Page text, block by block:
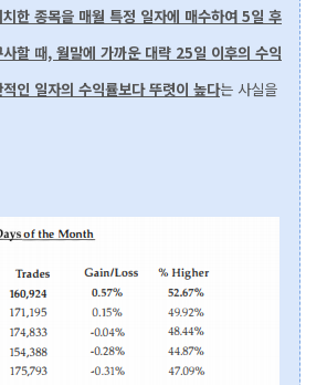
한 종목을 매월 특정 일자에 매수하여 5일 후
할 때, 월말에 가까운 대략 25일 이후의 수익
인 일자의 수익률보다 뚜렷이 높다는 사실을